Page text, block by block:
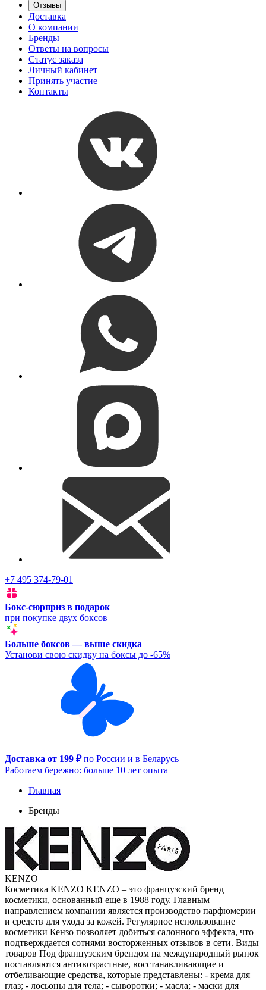
Отзывы
Доставка
О компании
Бренды
Ответы на вопросы
Статус заказа
Личный кабинет
Принять участие
Контакты
+7 495 374-79-01
Бокс-сюрприз в подарок
при покупке двух боксов
Больше боксов — выше скидка
Установи свою скидку на боксы до -65%
Доставка от 199 ₽по России и в Беларусь
Работаем бережно: больше 10 лет опыта
Главная
Бренды
KENZO
Косметика KENZO KENZO – это французский бренд
косметики, основанный еще в 1988 году. Главным
направлением компании является производство парфюмерии
и средств для ухода за кожей. Регулярное использование
косметики Кензо позволяет добиться салонного эффекта, что
подтверждается сотнями восторженных отзывов в сети. Виды
товаров Под французским брендом на международный рынок
поставляются антивозрастные, восстанавливающие и
отбеливающие средства, которые представлены: - крема для
глаз; - лосьоны для тела; - сыворотки; - масла; - маски для